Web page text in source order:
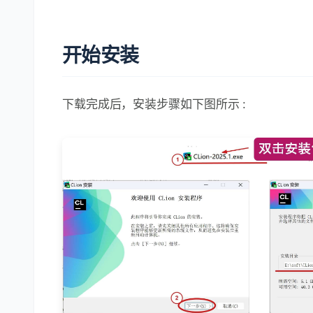
开始安装
下载完成后，安装步骤如下图所示 :